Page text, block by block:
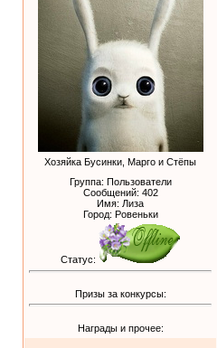
Хозяйка Бусинки, Марго и Стёпы
Группа: Пользователи
Сообщений: 402
Имя: Лиза
Город: Ровеньки
Статус:
Призы за конкурсы:
Награды и прочее: